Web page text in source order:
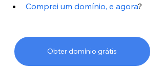
Comprei um domínio, e agora?
Obter domínio grátis